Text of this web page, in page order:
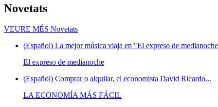
Novetats
VEURE MÉS Novetats
(Español) La mejor música viaja en "El expreso de
El expreso de medianoche
(Español) Comprar o alquilar, el economista David Ricardo...
LA ECONOMÍA MÁS FÁCIL